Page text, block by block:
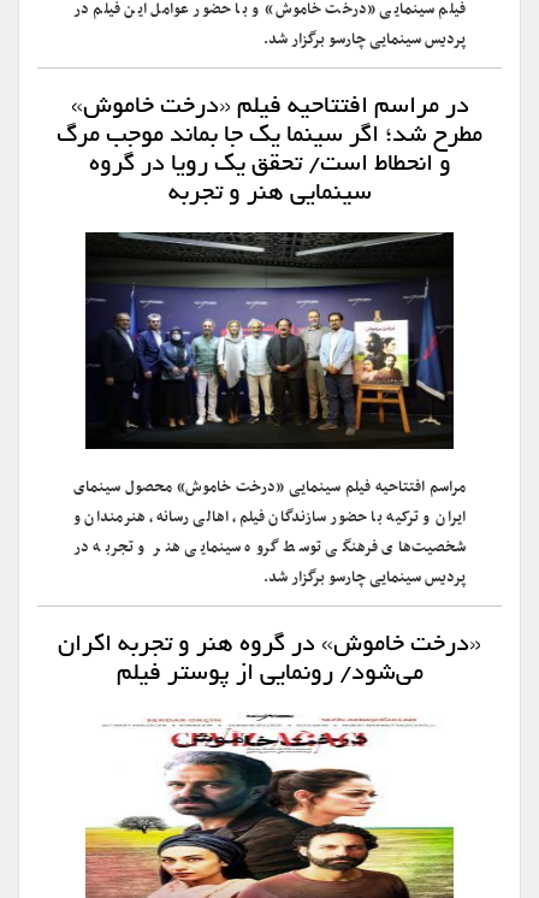
فیلم سینمایی «درخت خاموش» و با حضور عوامل این فیلم در
پردیس سینمایی چارسو برگزار شد.
در مراسم افتتاحیه فیلم «درخت خاموش»
مطرح شد؛ اگر سینما یک جا بماند موجب مرگ
و انحطاط است/ تحقق یک رویا در گروه
سینمایی هنر و تجربه
مراسم افتتاحیه فیلم سینمایی «درخت خاموش» محصول سینمای
ایران و ترکیه با حضور سازندگان فیلم، اهالی رسانه، هنرمندان و
شخصیت‌های فرهنگی توسط گروه سینمایی هنر و تجربه در
پردیس سینمایی چارسو برگزار شد.
«درخت خاموش» در گروه هنر و تجربه اکران
می‌شود/ رونمایی از پوستر فیلم